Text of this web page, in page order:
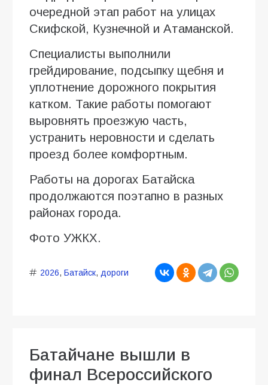
очередной этап работ на улицах
Скифской, Кузнечной и Атаманской.
Специалисты выполнили
грейдирование, подсыпку щебня и
уплотнение дорожного покрытия
катком. Такие работы помогают
выровнять проезжую часть,
устранить неровности и сделать
проезд более комфортным.
Работы на дорогах Батайска
продолжаются поэтапно в разных
районах города.
Фото УЖКХ.
2026, Батайск, дороги
Батайчане вышли в
финал Всероссийского